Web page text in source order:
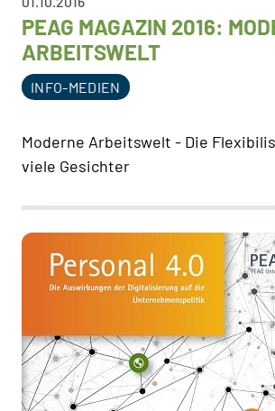
PEAG MAGAZIN 2016:
ARBEITSWELT
INFO-MEDIEN
Moderne Arbeitswelt - Die
viele Gesichter